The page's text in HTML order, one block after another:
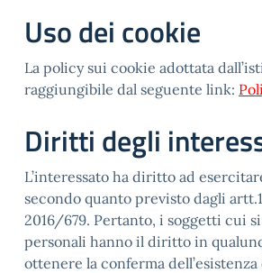
Uso dei cookie
La policy sui cookie adottata
raggiungibile dal seguente link:
Diritti degli
L’interessato ha diritto ad
secondo quanto previsto dagli
2016/679. Pertanto, i soggetti cui
personali hanno il diritto in
ottenere la conferma